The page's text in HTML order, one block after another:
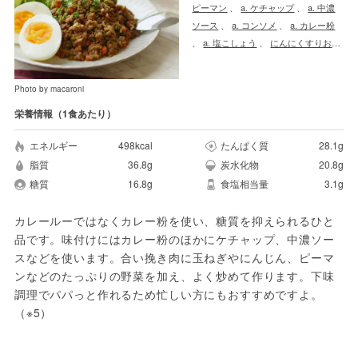
Photo by macaroni
ピーマン 、a. ケチャップ 、a. 中濃
ソース 、a. コンソメ 、a. カレー粉
、a. 塩こしょう 、 にんにくすりおろ
栄養情報（1食あたり）
エネルギー 498kcal たんぱく質
28.1g
脂質
36.8g 炭水化物
20.8g
糖質
16.8g 食塩相当量 3.1g
カレールーではなくカレー粉を使い、糖質を抑えられるひと
品です。味付けにはカレー粉のほかにケチャップ、中濃ソー
スなどを使います。合い挽き肉に玉ねぎやにんじん、ピーマ
ンなどのたっぷりの野菜を加え、よく炒めて作ります。下味
調理でパパっと作れるため忙しい方にもおすすめですよ。
（※5）